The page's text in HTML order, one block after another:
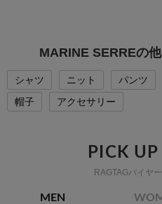
MARINE SERREの
シャツ ニット パンツ
帽子
アクセサリー
PICK
RAGTAGバイヤ
MEN